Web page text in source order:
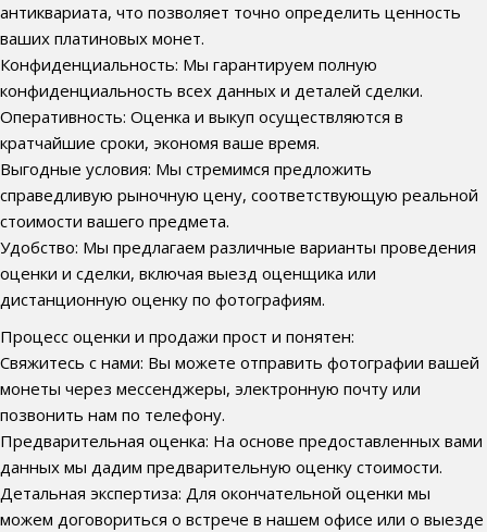
антиквариата, что позволяет точно определить ценность
ваших платиновых монет.
Конфиденциальность: Мы гарантируем полную
конфиденциальность всех данных и деталей сделки.
Оперативность: Оценка и выкуп осуществляются в
кратчайшие сроки, экономя ваше время.
Выгодные условия: Мы стремимся предложить
справедливую рыночную цену, соответствующую реальной
стоимости вашего предмета.
Удобство: Мы предлагаем различные варианты проведения
оценки и сделки, включая выезд оценщика или
дистанционную оценку по фотографиям.
Процесс оценки и продажи прост и понятен:
Свяжитесь с нами: Вы можете отправить фотографии вашей
монеты через мессенджеры, электронную почту или
позвонить нам по телефону.
Предварительная оценка: На основе предоставленных вами
данных мы дадим предварительную оценку стоимости.
Детальная экспертиза: Для окончательной оценки мы
можем договориться о встрече в нашем офисе или о выезде